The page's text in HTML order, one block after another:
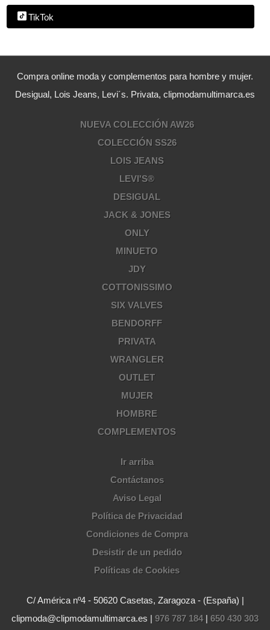
TikTok
Compra online moda y complementos para hombre y mujer.
Desigual, Lois Jeans, Levi´s. Privata, clipmodamultimarca.es
NUEVA COLECCIÓN AW26
COLECCIÓN SS26
LOIS JEANS
LEVI'S®
DESIGUAL
JACK & JONES
ONLY
MINUETO
JDY
COTTONISSIMO
SIX VALVES
BENDORFF
PRIVATA
WRANGLER
OUTLET
MUJER
HOMBRE
COMPLEMENTOS
Ir arriba
Contáctanos
Aviso Legal
Política de Privacidad
Condiciones de Compra
Desistir de un pedido
Políticas de Cookies
C/ América nº4 - 50620 Casetas, Zaragoza - (España) |
clipmoda@clipmodamultimarca.es | 976 787 184| 650 430 303